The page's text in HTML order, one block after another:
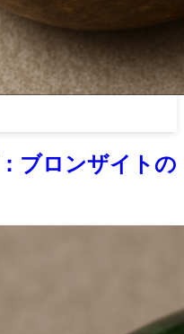
ブロンザイトの